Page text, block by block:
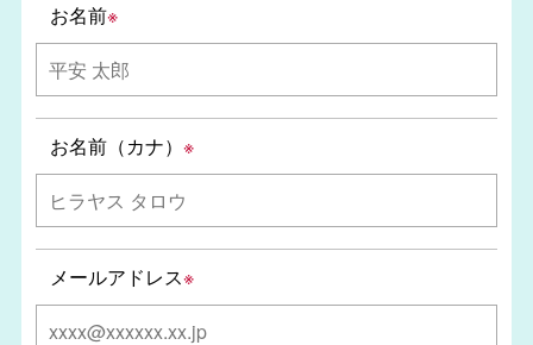
お名前※
お名前（カナ）※
メールアドレス※